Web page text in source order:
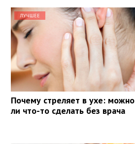
ЛУЧШЕЕ
Почему стреляет в ухе: можно
ли что-то сделать без врача